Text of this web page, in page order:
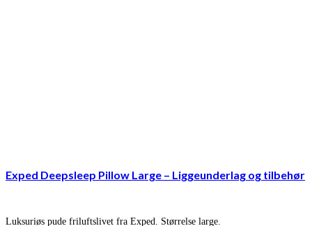
Exped Deepsleep Pillow Large – Liggeunderlag og tilbehør
Luksuriøs pude friluftslivet fra Exped. Størrelse large.